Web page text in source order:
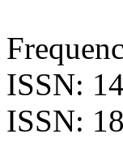
ISSN:
ISSN: